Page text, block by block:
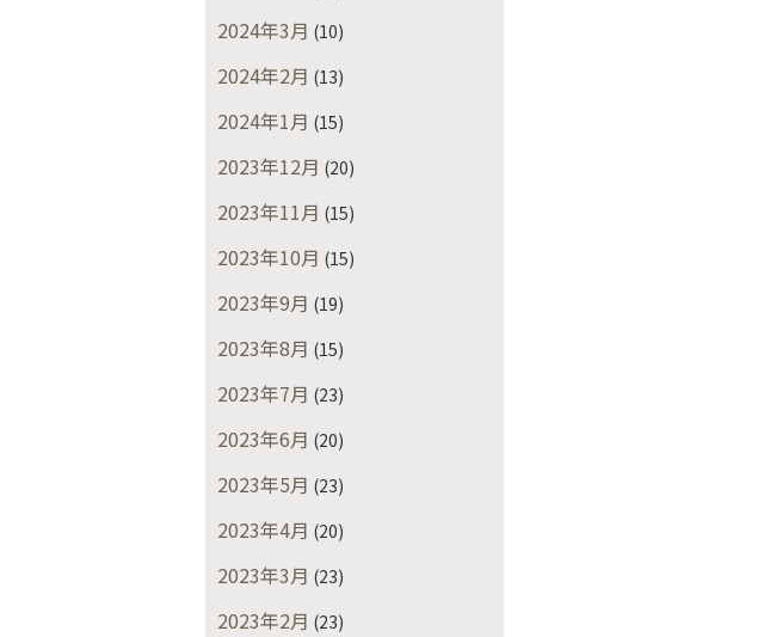
2024年3月 (10)
2024年2月 (13)
2024年1月 (15)
2023年12月 (20)
2023年11月 (15)
2023年10月 (15)
2023年9月 (19)
2023年8月 (15)
2023年7月 (23)
2023年6月 (20)
2023年5月 (23)
2023年4月 (20)
2023年3月 (23)
2023年2月 (23)